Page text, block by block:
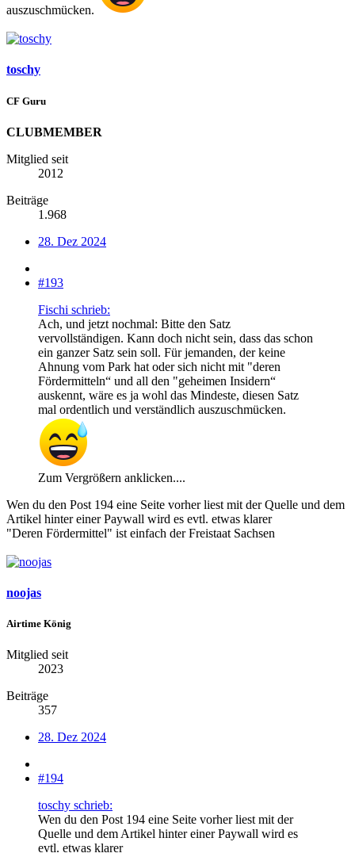
auszuschmücken.
toschy
CF Guru
CLUBMEMBER
Mitglied seit
2012
Beiträge
1.968
28. Dez 2024
#193
Fischi schrieb:
Ach, und jetzt nochmal: Bitte den Satz
vervollständigen. Kann doch nicht sein, dass das schon
ein ganzer Satz sein soll. Für jemanden, der keine
Ahnung vom Park hat oder sich nicht mit "deren
Fördermitteln“ und all den "geheimen Insidern“
auskennt, wäre es ja wohl das Mindeste, diesen Satz
mal ordentlich und verständlich auszuschmücken.
Zum Vergrößern anklicken....
Wen du den Post 194 eine Seite vorher liest mit der Quelle und dem
Artikel hinter einer Paywall wird es evtl. etwas klarer
"Deren Fördermittel" ist einfach der Freistaat Sachsen
noojas
Airtime König
Mitglied seit
2023
Beiträge
357
28. Dez 2024
#194
toschy schrieb:
Wen du den Post 194 eine Seite vorher liest mit der
Quelle und dem Artikel hinter einer Paywall wird es
evtl. etwas klarer